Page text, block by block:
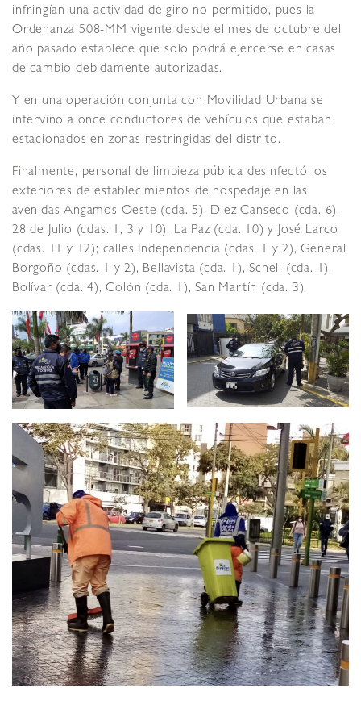
infringían una actividad de giro no permitido, pues la
Ordenanza 508-MM vigente desde el mes de octubre del
año pasado establece que solo podrá ejercerse en casas
de cambio debidamente autorizadas.
Y en una operación conjunta con Movilidad Urbana se
intervino a once conductores de vehículos que estaban
estacionados en zonas restringidas del distrito.
Finalmente, personal de limpieza pública desinfectó los
exteriores de establecimientos de hospedaje en las
avenidas Angamos Oeste (cda. 5), Diez Canseco (cda. 6),
28 de Julio (cdas. 1, 3 y 10), La Paz (cda. 10) y José Larco
(cdas. 11 y 12); calles Independencia (cdas. 1 y 2), General
Borgoño (cdas. 1 y 2), Bellavista (cda. 1), Schell (cda. 1),
Bolívar (cda. 4), Colón (cda. 1), San Martín (cda. 3).